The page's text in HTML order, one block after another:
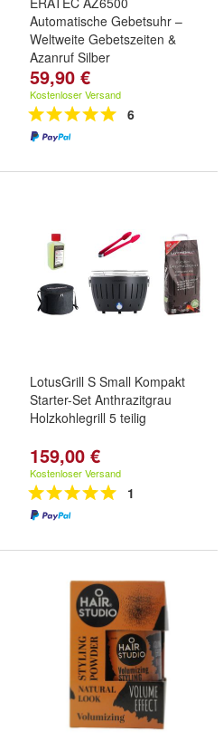
Automatische Gebetsuhr –
Weltweite Gebetszeiten &
Azanruf Silber
59,90 €
Kostenloser Versand
6
LotusGrill S Small Kompakt
Starter-Set Anthrazitgrau
Holzkohlegrill 5 teilig
159,00 €
Kostenloser Versand
1